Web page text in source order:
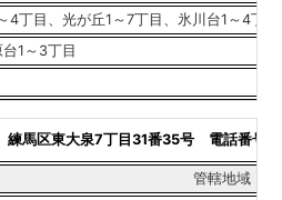
4丁目、光が丘1～7丁目、氷川台1～4丁
1～3丁目
馬区東大泉7丁目31番35号 電話番号
管轄地域